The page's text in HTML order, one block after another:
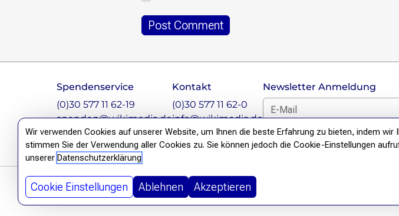
Facebook
Mastodon
Spendenservice
(0)30 577 11 62-19
spenden@wikimedia.de
Kontakt
(0)30 577 11 62-0
info@wikimedia.de
Newsletter Anmeldung
E-Mail für Newsletter *
DSGVO Hinweis
Wir verwenden Cookies auf unserer Website, um Ihnen die beste Erfahrung zu bieten, indem
stimmen Sie der Verwendung aller Cookies zu. Sie können jedoch die Cookie-Einstellungen
unserer Datenschutzerklärung
Cookie Einstellungen Ablehnen Akzeptieren